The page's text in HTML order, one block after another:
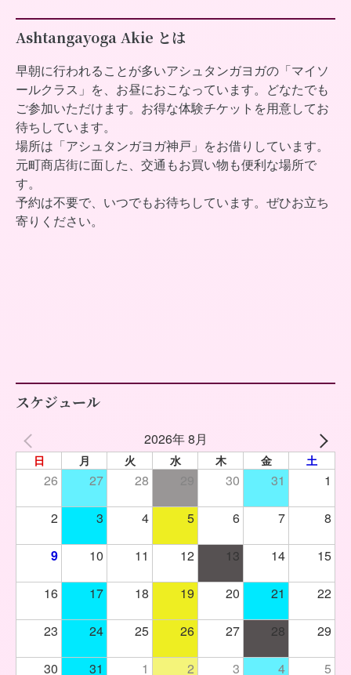
Ashtangayoga Akie とは
早朝に行われることが多いアシュタンガヨガの「マイソ
ールクラス」を、お昼におこなっています。どなたでも
ご参加いただけます。お得な体験チケットを用意してお
待ちしています。
場所は「アシュタンガヨガ神戸」をお借りしています。
元町商店街に面した、交通もお買い物も便利な場所で
す。
予約は不要で、いつでもお待ちしています。ぜひお立ち
寄りください。
スケジュール
2026年 8月
日 月 火 水 木 金 土
26 27 28 30 31 1
2 3 4 5 6 7 8
9 10 11 12 13 14 15
16 17 18 19 20 21 22
23 24 25 26 27 28 29
30 31 1 2 3 4 5